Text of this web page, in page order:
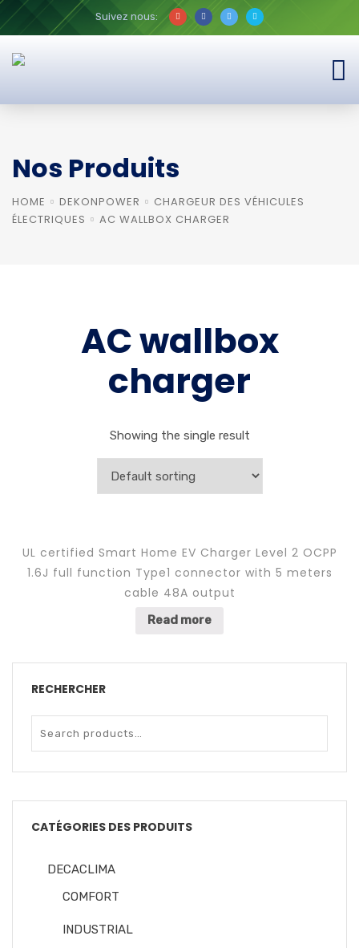
Suivez nous:
Nos Produits
HOME DEKONPOWER
CHARGEUR DES VÉHICULES
ÉLECTRIQUES
AC WALLBOX CHARGER
AC wallbox
charger
Showing the single result
UL certified Smart Home EV Charger Level 2 OCPP
1.6J full function Type1 connector with 5 meters
cable 48A output
Read more
RECHERCHER
CATÉGORIES DES PRODUITS
DECACLIMA
COMFORT
INDUSTRIAL